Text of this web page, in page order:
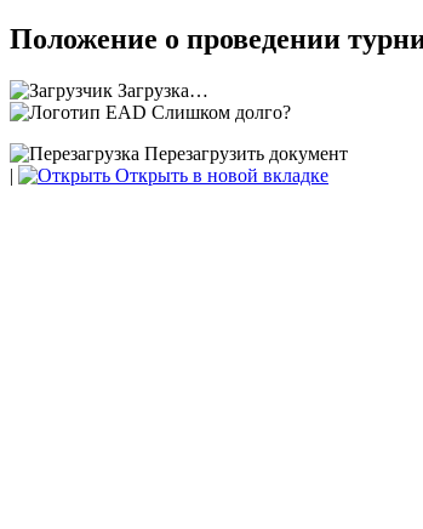
Положение о проведении
Загрузка…
Слишком долго?
Перезагрузить документ
|
Открыть в новой вкладке